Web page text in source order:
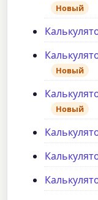
Новый
Новый
Новый